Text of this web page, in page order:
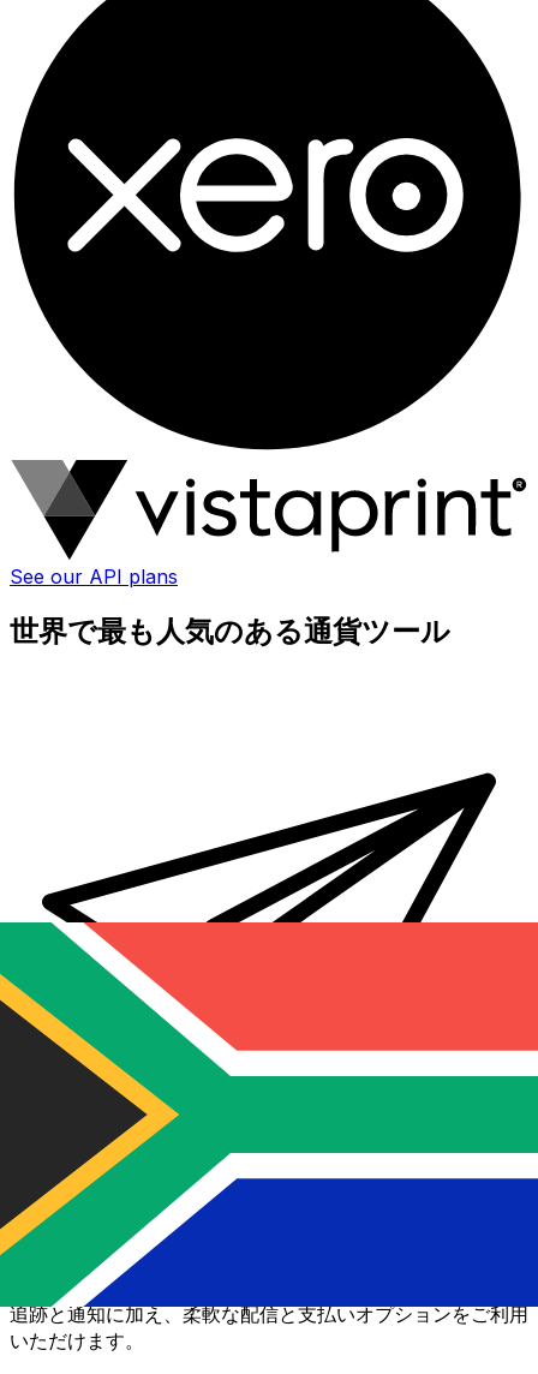
See our API plans
世界で最も人気のある通貨ツール
Xe 国際送金
オンラインの送金が迅速、安全、簡単に行えます。ライブの
追跡と通知に加え、柔軟な配信と支払いオプションをご利用
いただけます。